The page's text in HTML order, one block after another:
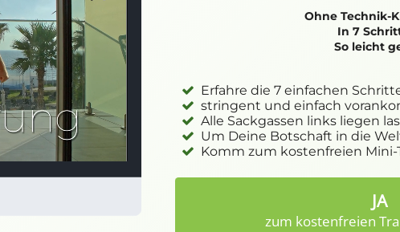
Ohne Technik-
In 7
So leicht
Erfahre die 7 einfachen
stringent und einfach
Alle Sackgassen links liegen
Um Deine Botschaft in die
Komm zum kostenfreien Mini-
JA
zum kostenfreien